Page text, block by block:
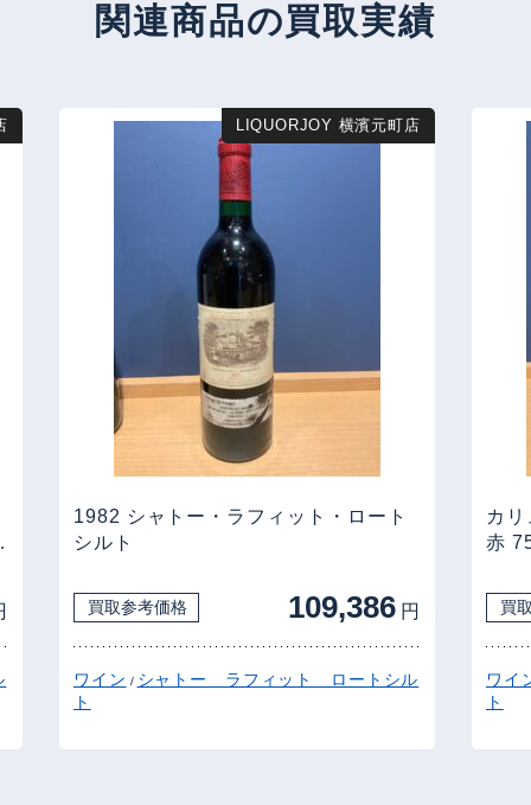
関連商品の買取実績
LIQUORJOY 横濱元町店
1982 シャトー・ラフィット・ロート
シルト
買取参考価格 109,386 円
ワイン / シャトー ラフィット ロートシル
ト
カ
赤
買
ワイ
ト